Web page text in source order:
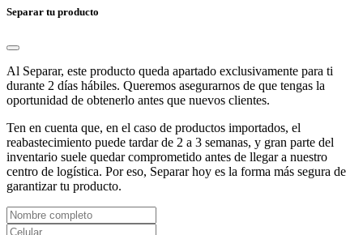
Separar tu producto
Al Separar, este producto queda apartado exclusivamente para ti
durante 2 días hábiles. Queremos asegurarnos de que tengas la
oportunidad de obtenerlo antes que nuevos clientes.
Ten en cuenta que, en el caso de productos importados, el
reabastecimiento puede tardar de 2 a 3 semanas, y gran parte del
inventario suele quedar comprometido antes de llegar a nuestro
centro de logística. Por eso, Separar hoy es la forma más segura de
garantizar tu producto.